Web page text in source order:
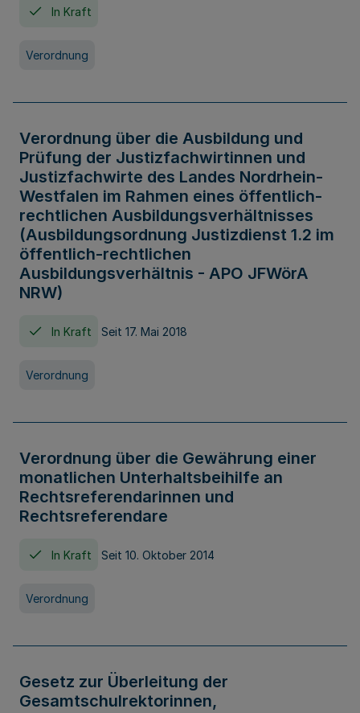
In Kraft
Verordnung
Verordnung über die Ausbildung und
Prüfung der Justizfachwirtinnen und
Justizfachwirte des Landes Nordrhein-
Westfalen im Rahmen eines öffentlich-
rechtlichen Ausbildungsverhältnisses
(Ausbildungsordnung Justizdienst 1.2 im
öffentlich-rechtlichen
Ausbildungsverhältnis - APO JFWörA
NRW)
In Kraft Seit 17. Mai 2018
Verordnung
Verordnung über die Gewährung einer
monatlichen Unterhaltsbeihilfe an
Rechtsreferendarinnen und
Rechtsreferendare
In Kraft Seit 10. Oktober 2014
Verordnung
Gesetz zur Überleitung der
Gesamtschulrektorinnen,